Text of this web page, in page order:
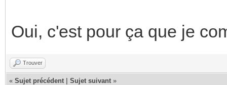
Oui, c'est pour ça que je
Trouver
« Sujet précédent Sujet suivant »